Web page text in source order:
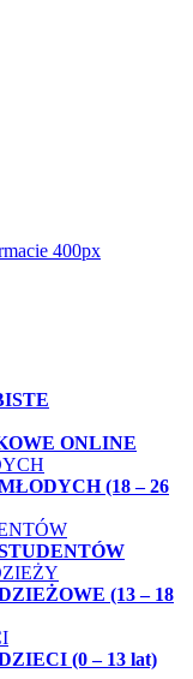
ONLINE
(18 – 26
(13 – 18
(0 – 13 lat)